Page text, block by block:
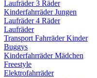
Laufräder 3 Räder
Kinderfahrräder Jungen
Laufräder 4 Räder
Laufräder
Transport Fahrräder Kinder
Buggys
Kinderfahrräder Mädchen
Freestyle
Elektrofahrräder